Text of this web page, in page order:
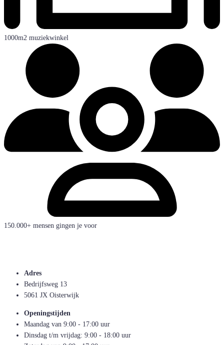
1000m2 muziekwinkel
150.000+ mensen gingen je voor
Adres
Bedrijfsweg 13
5061 JX Oisterwijk
Openingstijden
Maandag van 9:00 - 17:00 uur
Dinsdag t/m vrijdag: 9:00 - 18:00 uur